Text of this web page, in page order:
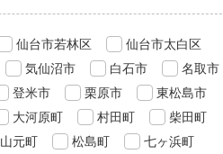
仙台市若林区
仙台市太白区
気仙沼市 白石市
名取市
登米市 栗原市
東松島市
大河原町 村田町
柴田町
山元町 松島町
七ヶ浜町